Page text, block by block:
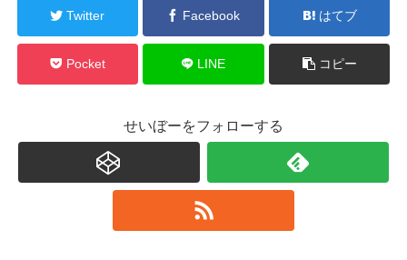
Twitter Facebook はてブ
Pocket LINE コピー
せいぼーをフォローする